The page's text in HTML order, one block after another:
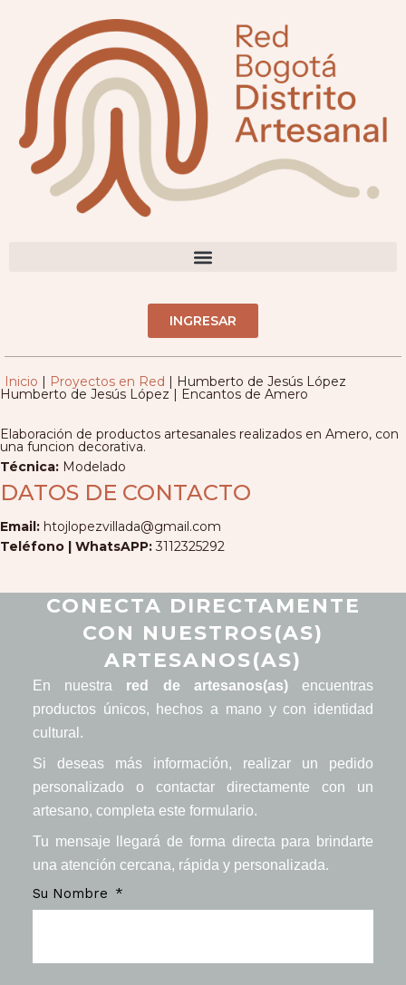
INGRESAR
Inicio | Proyectos en Red | Humberto de Jesús López
Humberto de Jesús López | Encantos de Amero
Elaboración de productos artesanales realizados en Amero, con
una funcion decorativa.
Técnica: Modelado
DATOS DE CONTACTO
Email: htojlopezvillada@gmail.com
Teléfono | WhatsAPP:3112325292
CONECTA DIRECTAMENTE
CON NUESTROS(AS)
ARTESANOS(AS)
En nuestra red de artesanos(as)encuentras
productos únicos, hechos a mano y con identidad
cultural.
Si deseas más información, realizar un pedido
personalizado o contactar directamente con un
artesano, completa este formulario.
Tu mensaje llegará de forma directa para brindarte
una atención cercana, rápida y personalizada.
Su Nombre